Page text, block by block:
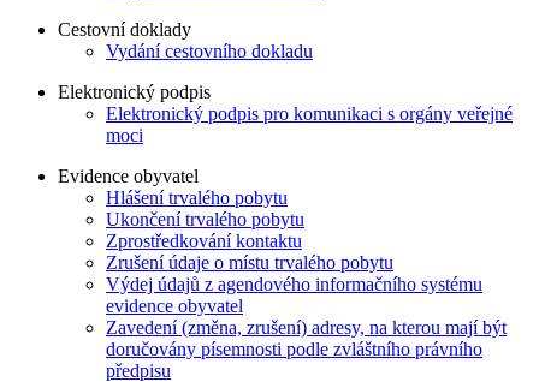
Cestovní doklady
Vydání cestovního dokladu
Elektronický podpis
Elektronický podpis pro komunikaci s orgány veřejné
moci
Evidence obyvatel
Hlášení trvalého pobytu
Ukončení trvalého pobytu
Zprostředkování kontaktu
Zrušení údaje o místu trvalého pobytu
Výdej údajů z agendového informačního systému
evidence obyvatel
Zavedení (změna, zrušení) adresy, na kterou mají být
doručovány písemnosti podle zvláštního právního
předpisu